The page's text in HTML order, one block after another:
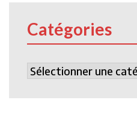
Catégories
Catégories